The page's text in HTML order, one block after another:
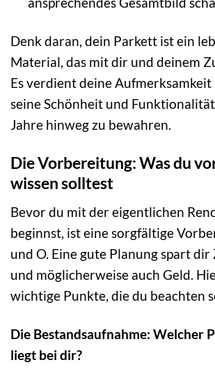
Denk daran, dein Parkett ist ein
Material, das mit dir und deinem
Es verdient deine Aufmerksamkeit
seine Schönheit und
Jahre hinweg zu bewahren.
Die Vorbereitung: Was du
wissen solltest
Bevor du mit der eigentlichen
beginnst, ist eine sorgfältige
und O. Eine gute Planung spart
und möglicherweise auch Geld.
wichtige Punkte, die du beachten
Die Bestandsaufnahme: Welcher
liegt bei dir?